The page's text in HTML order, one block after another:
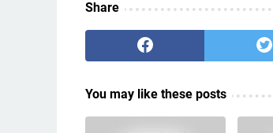
Share
You may like these posts